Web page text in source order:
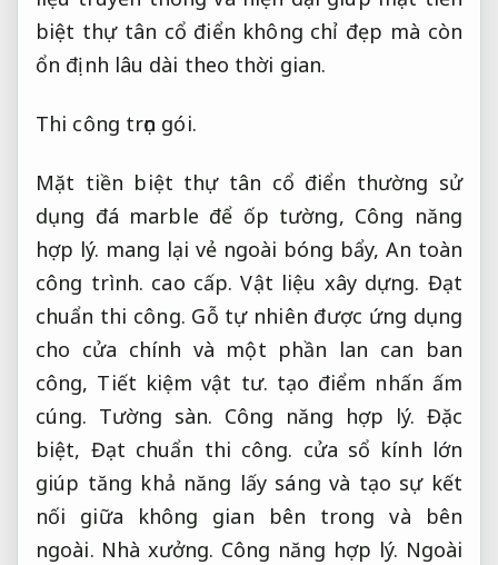
biệt thự tân cổ điển không chỉ đẹp mà còn
ổn định lâu dài theo thời gian.
Thi công trọn gói.
Mặt tiền biệt thự tân cổ điển thường sử
dụng đá marble để ốp tường, Công năng
hợp lý. mang lại vẻ ngoài bóng bẩy, An toàn
công trình. cao cấp.Vật liệu xây dựng. Đạt
chuẩn thi công. Gỗ tự nhiên được ứng dụng
cho cửa chính và một phần lan can ban
công, Tiết kiệm vật tư. tạo điểm nhấn ấm
cúng. Tường sàn. Công năng hợp lý. Đặc
biệt, Đạt chuẩn thi công. cửa sổ kính lớn
giúp tăng khả năng lấy sáng và tạo sự kết
nối giữa không gian bên trong và bên
ngoài. Nhà xưởng. Công năng hợp lý. Ngoài